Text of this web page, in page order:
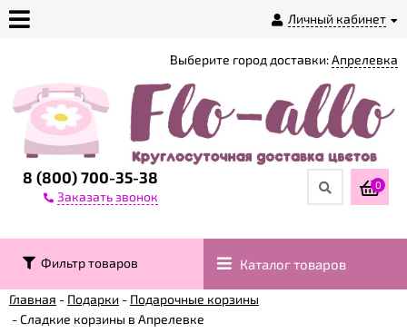
Личный кабинет
магазине
Доставка
Контакты
Возврат
8 (800) 700-35-38
Заказать звонок
Выберите город доставки:Апрелевка
0
Фильтр товаров Каталог товаров
Главная - Подарки - Подарочные корзины
-Сладкие корзины в Апрелевке